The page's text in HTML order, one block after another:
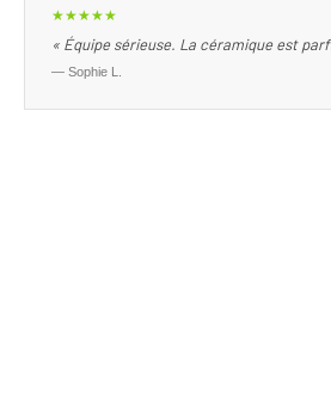
★★★★★
« Équipe sérieuse. La céramique est
— Sophie L.